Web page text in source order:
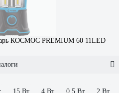
КОСМОС PREMIUM 60 11LED
15 Вт 4 Вт 0.5 Вт 2 Вт